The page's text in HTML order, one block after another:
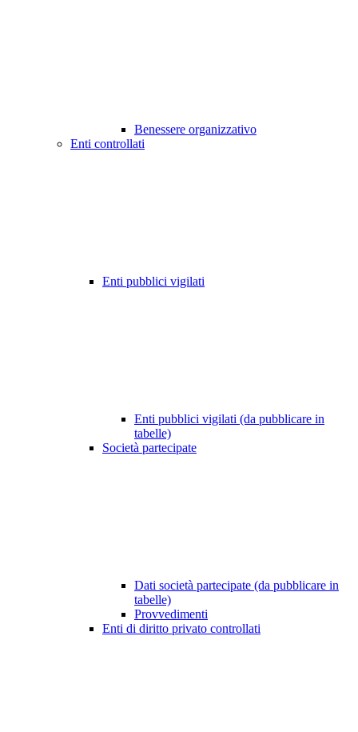
Benessere organizzativo
Enti controllati
Enti pubblici vigilati
Enti pubblici vigilati (da pubblicare in
tabelle)
Società partecipate
Dati società partecipate (da pubblicare in
tabelle)
Provvedimenti
Enti di diritto privato controllati